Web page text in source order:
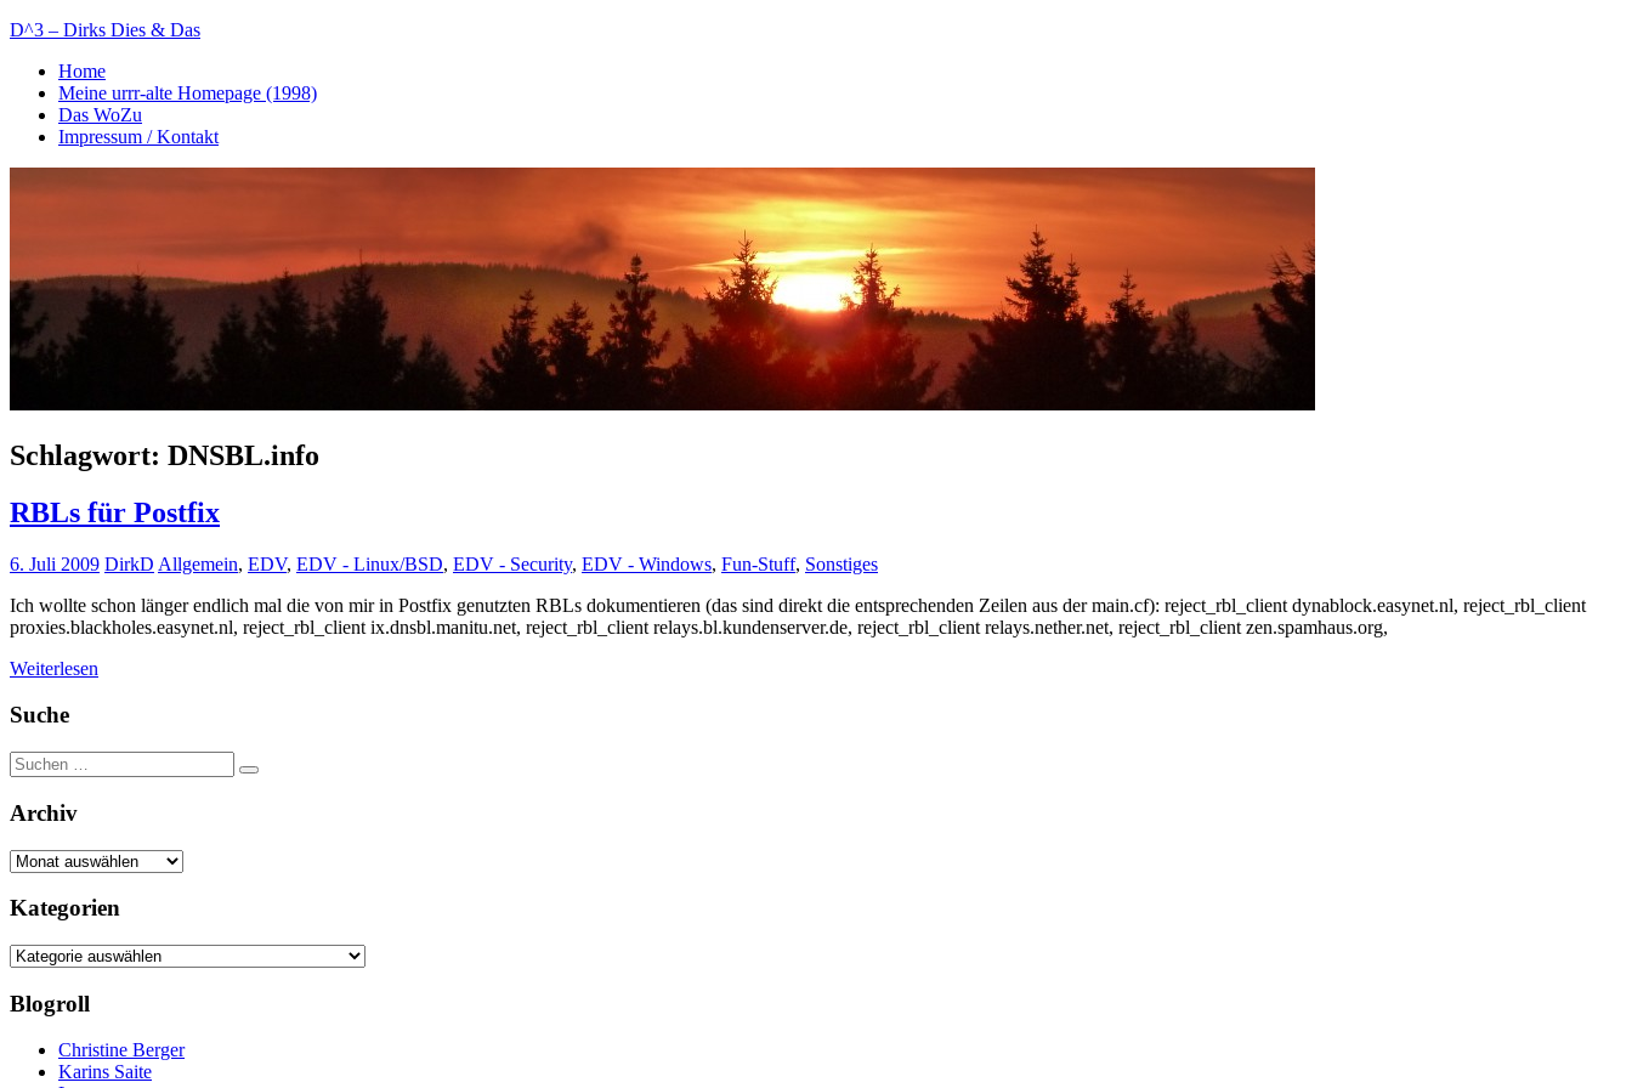
Zum
springen
D^3 – Dirks Dies & Das
Mein
Notizblog
Home
Meine urrr-alte Homepage (1998)
Das WoZu
Impressum / Kontakt
Schlagwort: DNSBL.info
RBLs für Postfix
6. Juli 2009 DirkD Allgemein, EDV, EDV - Linux/BSD, EDV - Security, EDV - Windows, Fun-Stuff, Sonstiges
Ich wollte schon länger endlich mal die von mir in Postfix genutzten RBLs dokumentieren (das sind direkt die entsprechenden Zeilen aus der main.cf): reject_rbl_client dynablock.easynet.nl, reject_rbl_client
proxies.blackholes.easynet.nl, reject_rbl_client ix.dnsbl.manitu.net, reject_rbl_client relays.bl.kundenserver.de, reject_rbl_client relays.nether.net, reject_rbl_client zen.spamhaus.org,
Weiterlesen
Suche
Suchen
nach:
Suchen
Archiv
Archiv
Kategorien
Kategorien
Blogroll
Christine Berger
Karins Saite